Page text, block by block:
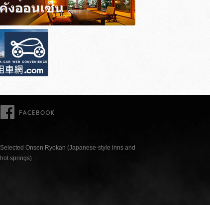
Selected Onsen Ryokan (Japanese-style inns and
hot springs)